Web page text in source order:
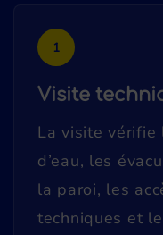
1
Visite
La visite vérifie
d’eau, les
la paroi, les
techniques et